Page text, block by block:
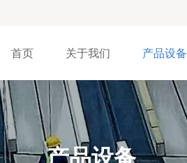
首页 关于我们 产品设备
产品设备